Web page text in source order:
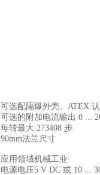
可选配隔爆外壳、ATEX
可选的附加电流输出 0 ...
每转最大 273408 步
90mm法兰尺寸
应用领域机械工业
电源电压5 V DC 或 10 ...